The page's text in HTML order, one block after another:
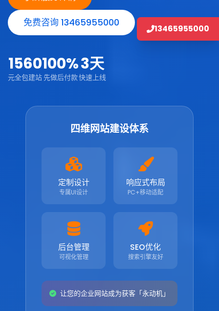
免费咨询 13465955000
1560
元全包建站
100%
先做后付款
3天
快速上线
四维网站建设体系
定制设计
专属UI设计
响应式布局
PC+移动适配
后台管理
可视化管理
SEO优化
搜索引擎友好
让您的企业网站成为获客「永动机」
13465955000